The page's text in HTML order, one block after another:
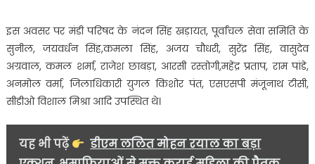
इस अवसर पर मंडी परिषद के नंदन सिंह खड़ायत, पूर्वांचल सेवा समिति के
सुनील, जयवर्धन सिंह,कमला सिंह, अजय चौधरी, सुरेंद्र सिंह, वासुदेव
अग्रवाल, कमल शर्मा, राजेश छाबड़ा, आरसी रस्तोगी,महेंद्र प्रताप, राम पांडे,
अनमोल वर्मा, जिलाधिकारी युगल किशोर पंत, एसएसपी मंजूनाथ टीसी,
सीडीओ विशाल मिश्रा आदि उपस्थित थे।
यह भी पढ़ें
डीएम ललित मोहन रयाल का बड़ा